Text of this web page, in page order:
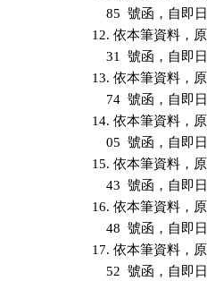
85  號函，自即
12. 依本筆資料，
31  號函，自即
13. 依本筆資料，
74  號函，自即
14. 依本筆資料，
05  號函，自即
15. 依本筆資料，
43  號函，自即
16. 依本筆資料，
48  號函，自即
17. 依本筆資料，
52  號函，自即